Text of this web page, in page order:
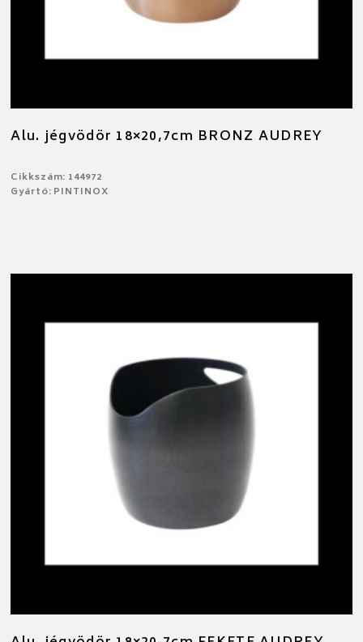
Alu. jégvödör 18×20,7cm BRONZ AUDREY
Cikkszám: 144972
Gyártó: PINTINOX